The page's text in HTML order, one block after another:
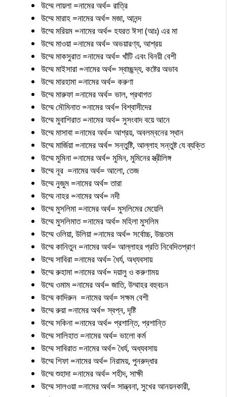
উম্মে লায়লা =নামের অর্থ= রাত্রি
উম্মে মারাহ =নামের অর্থ= মজা, আনন্দ
উম্মে মরিয়ম =নামের অর্থ= হযরত ঈসা (আঃ) এর মা
উম্মে মাওয়া =নামের অর্থ= অভয়ারণ্য, আশ্রয়
উম্মে মাকসুরাত =নামের অর্থ= খাঁটি এবং বিনয়ী বেশী
উম্মে মাইসারা =নামের অর্থ= স্বাচ্ছন্দ্য, কষ্টের অভাব
উম্মে মারহামা =নামের অর্থ= করুণা
উম্মে মারুফা =নামের অর্থ= ভাল, প্রথাগত
উম্মে মৌমিনাত =নামের অর্থ= বিশ্বাসীদের
উম্মে মুবাশিরাত =নামের অর্থ= সুসংবাদ বয়ে আনে
উম্মে মাসাবা =নামের অর্থ= আশ্রয়, অবলম্বনের স্থান
উম্মে মার্জিয়া =নামের অর্থ= সন্তুষ্টি, আল্লাহ সন্তুষ্ট যে ব্যক্তি
উম্মে মুমিনা =নামের অর্থ= মুমিন, মুমিনের স্ত্রীলিঙ্গ
উম্মে নূর =নামের অর্থ= আলো, তেজ
উম্মে নুজুম =নামের অর্থ= তারা
উম্মে নাহর =নামের অর্থ= নদী
উম্মে মুসলিমা =নামের অর্থ= মুসলিমের মেয়েলি
উম্মে মুসলিমাত =নামের অর্থ= মহিলা মুসলিম
উম্মে ওলিয়া, উলিয়া =নামের অর্থ= সর্বোচ্চ, উচ্চতম
উম্মে কানিতুন =নামের অর্থ= আল্লাহর প্রতি নিবেদিতপ্রাণ
উম্মে সাবিরা =নামের অর্থ= ধৈর্য, অধ্যবসায়
উম্মে রুহামা =নামের অর্থ= দয়ালু ও করুণাময়
উম্মে ওমাম =নামের অর্থ= জাতি, উম্মাহর বহুবচন
উম্মে কাদিরুন =নামের অর্থ= সক্ষম বেশী
উম্মে রুয়া =নামের অর্থ= স্বপ্ন, দৃষ্টি
উম্মে সকিনা =নামের অর্থ= প্রশান্তি, প্রশান্তি
উম্মে সালিহাত =নামের অর্থ= ভালো কর্ম
উম্মে সাবিরাত =নামের অর্থ= ধৈর্য, অধ্যবসায়
উম্মে শিফা =নামের অর্থ= নিরাময়, পুনরুদ্ধার
উম্মে শুহাদা =নামের অর্থ= শহীদ, সাক্ষী
উম্মে সালওয়া =নামের অর্থ= সান্ত্বনা, সুখের আনয়নকারী,